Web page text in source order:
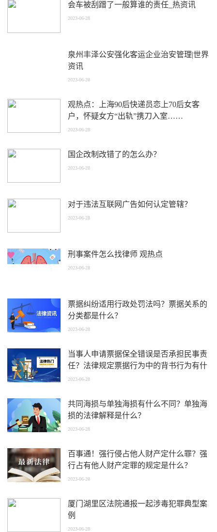
会车被刮蹭了一般算谁的责任_热资讯
2023-06-28
泉州丰泽公安强化客运企业治安管理|世界
资讯
2023-06-28
观热点：上海90后快递员恋上70后女客
户，怀疑女方“出轨”携刀入室……
2023-06-28
国企改制改错了的怎么办？
2023-06-28
对于违法互联网广告如何认定管辖？
2023-06-28
刑事案件怎么找律师 观热点
2023-06-28
票据纠纷适用行政处罚法吗？票据关系的
分类都是什么？
2023-06-28
当事人申请票据保全错误是否承担民事责
任？法律规定票据行为中的背书行为有什
么？-每日热点
2023-06-28
共同海损与单独海损有什么不同？单独海
损的法律解释是什么？
2023-06-28
百事通！强行侵占他人财产定什么罪？强
行占有他人财产定罪的规定是什么？
2023-06-28
厦门湖里区法院通报一起涉毒犯罪典型案
例
2023-06-28